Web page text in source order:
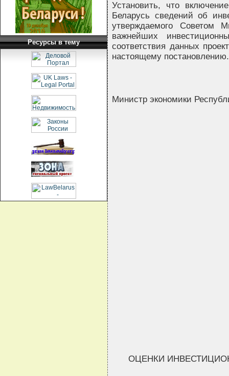
Ресурсы в тему
Установить, что
Беларусь сведений об
утверждаемого Советом
важнейших
соответствия данных
настоящему постановлению.
Министр экономики
ОЦЕНКИ